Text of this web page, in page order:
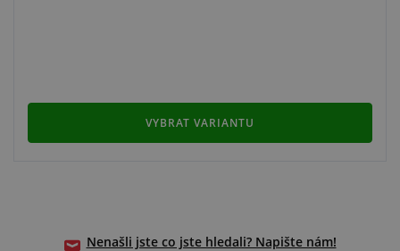
VYBRAT VARIANTU
Nenašli jste co jste hledali? Napište nám!